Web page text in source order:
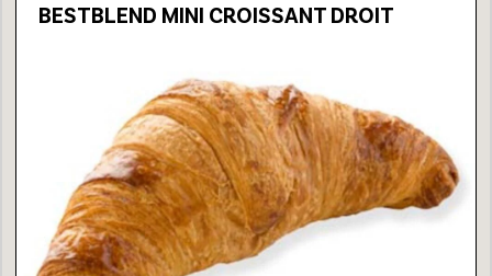
BESTBLEND MINI CROISSANT DROIT